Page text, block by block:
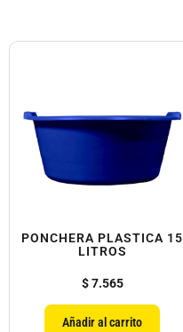
PONCHERA PLASTICA 15
LITROS
$7.565
Añadir al carrito